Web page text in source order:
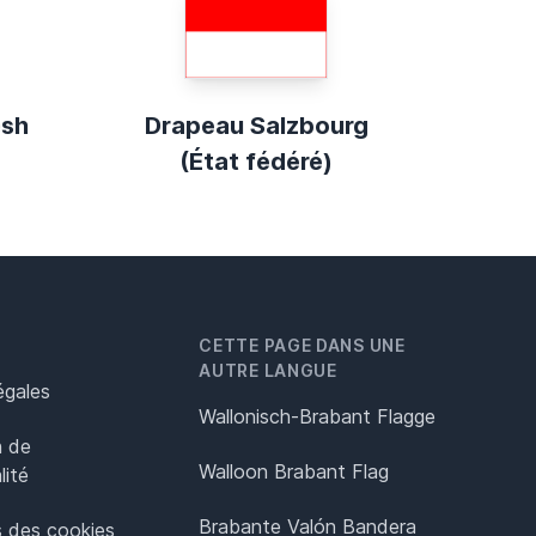
Drapeau Salzbourg
(État fédéré)
de
des cookies
CETTE PAGE DANS UNE
AUTRE LANGUE
Wallonisch-Brabant Flagge
Walloon Brabant Flag
Brabante Valón Bandera